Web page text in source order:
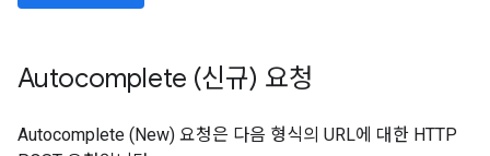
Autocomplete (신규) 요청
Autocomplete (New) 요청은 다음 형식의 URL에 대한 HTTP